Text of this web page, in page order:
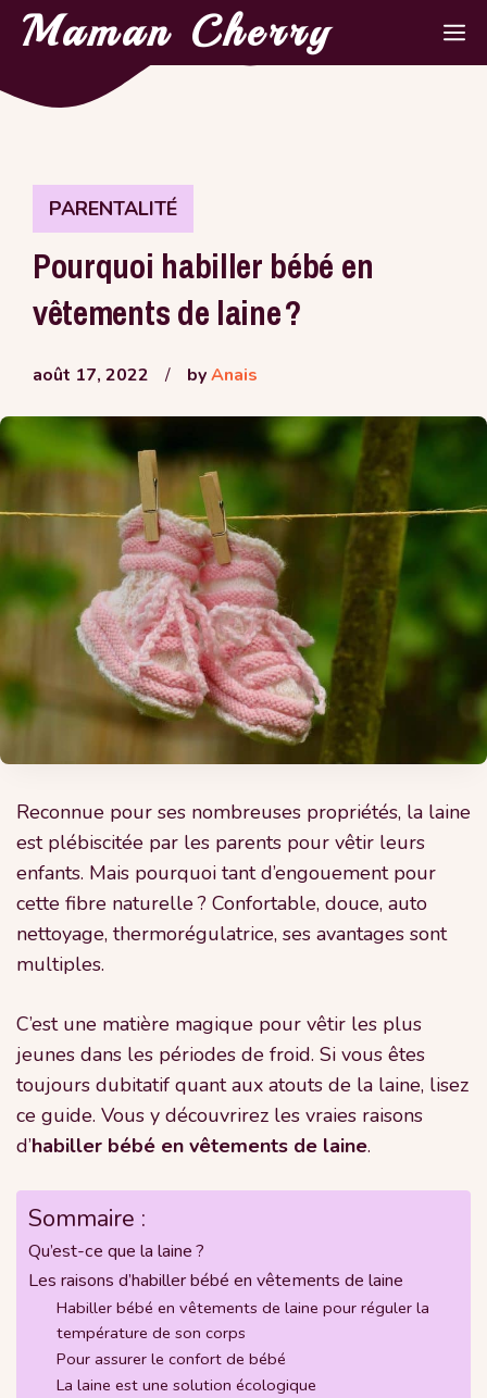
AllerMaman Cherry
PARENTALITÉ
Pourquoi habiller bébé en
vêtements de laine ?
août 17, 2022 / byAnais
Reconnue pour ses nombreuses propriétés, la laine
est plébiscitée par les parents pour vêtir leurs
enfants. Mais pourquoi tant d’engouement pour
cette fibre naturelle ? Confortable, douce, auto
nettoyage, thermorégulatrice, ses avantages sont
multiples.
C’est une matière magique pour vêtir les plus
jeunes dans les périodes de froid. Si vous êtes
toujours dubitatif quant aux atouts de la laine, lisez
ce guide. Vous y découvrirez les vraies raisons
d’habiller bébé en vêtements de laine.
Sommaire :
Qu’est-ce que la laine ?
Les raisons d’habiller bébé en vêtements de laine
Habiller bébé en vêtements de laine pour réguler la
température de son corps
Pour assurer le confort de bébé
La laine est une solution écologique